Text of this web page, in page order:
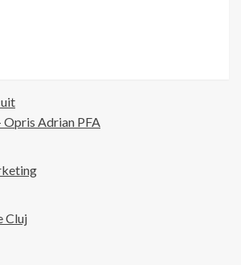
Adrian PFA
Cluj